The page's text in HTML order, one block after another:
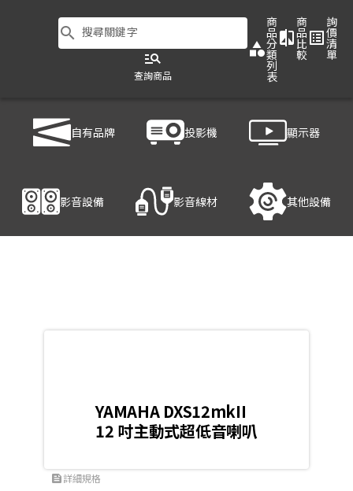
search 搜尋關鍵字
manage_search
查詢商品
category
商
品
分
類
列
表
compare
商
品
比
較
list_alt
詢
價
清
單
自有品牌 投影機 顯示器
影音設備 影音線材 其他設備
產品細節
YAMAHA DXS12mkII
12 吋主動式超低音喇叭
feed詳細規格